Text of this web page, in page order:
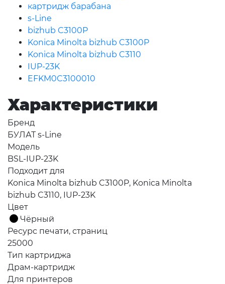
картридж барабана
s-Line
bizhub C3100P
Konica Minolta bizhub C3100P
Konica Minolta bizhub C3110
IUP-23K
EFKM0C3100010
Характеристики
Бренд
БУЛАТ s-Line
Модель
BSL-IUP-23K
Подходит для
Konica Minolta bizhub C3100P, Konica Minolta
bizhub C3110, IUP-23K
Цвет
Чёрный
Ресурс печати, страниц
25000
Тип картриджа
Драм-картридж
Для принтеров